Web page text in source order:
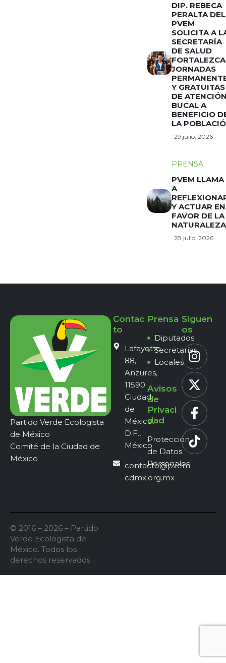
DIP. REBECA
PERALTA DEL
PVEM
SOLICITA A
SECRETARÍA
DE SALUD
FORTALEZCA
JORNADAS
Y GRATUITAS
DE
BUCAL A
BENEFICIO
LA
29 julio, 2026
PRENSA
PVEM LLAMA
A
Y ACTUAR EN
FAVOR DE LA
NATURALEZA
28 julio, 2026
Partido Verde Ecologista
de México
Comité de la Ciudad de
México
Contac
to
Lafayette
88,
Anzures,
11590
Ciudad
de
México,
D.F.,
México
contacto@pvem-
cdmx.org.mx
Prensa
Diputados
Secretarías
Locales
Avisos
de
Privaci
dad
Protección
de Datos
Personales
Síguen
os
© 2016 – 2026 – Partido
Verde Ecologista de
México. Todos los
derechos reservados.